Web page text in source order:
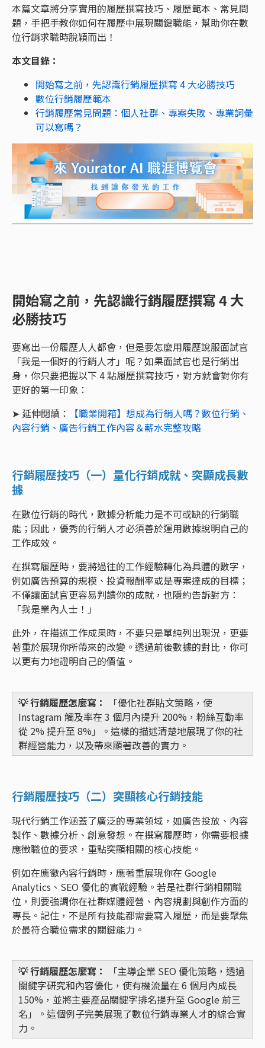
本篇文章將分享實用的履歷撰寫技巧、履歷範本、常見問
題，手把手教你如何在履歷中展現關鍵職能，幫助你在數
位行銷求職時脫穎而出！
本文目錄：
開始寫之前，先認識行銷履歷撰寫 4 大必勝技巧
數位行銷履歷範本
行銷履歷常見問題：個人社群、專案失敗、專業詞彙
可以寫嗎？
開始寫之前，先認識行銷履歷撰寫 4 大
必勝技巧
要寫出一份履歷人人都會，但是要怎麼用履歷說服面試官
「我是一個好的行銷人才」呢？如果面試官也是行銷出
身，你只要把握以下 4 點履歷撰寫技巧，對方就會對你有
更好的第一印象：
➤ 延伸閱讀：
【職業開箱】想成為行銷人嗎？數位行銷、
內容行銷、廣告行銷工作內容＆薪水完整攻略
行銷履歷技巧（一）量化行銷成就、突顯成長數
據
在數位行銷的時代，數據分析能力是不可或缺的行銷職
能；因此，優秀的行銷人才必須善於運用數據說明自己的
工作成效。
在撰寫履歷時，要將過往的工作經驗轉化為具體的數字，
例如廣告預算的規模、投資報酬率或是專案達成的目標；
不僅讓面試官更容易判讀你的成就，也隱約告訴對方：
「我是業內人士！」
此外，在描述工作成果時，不要只是單純列出現況，更要
著重於展現你所帶來的改變。透過前後數據的對比，你可
以更有力地證明自己的價值。
💡 行銷履歷怎麼寫：
「優化社群貼文策略，使
Instagram 觸及率在 3 個月內提升 200%，粉絲互動率
從 2% 提升至 8%」。這樣的描述清楚地展現了你的社
群經營能力，以及帶來顯著改善的實力。
行銷履歷技巧（二）突顯核心行銷技能
現代行銷工作涵蓋了廣泛的專業領域，如廣告投放、內容
製作、數據分析、創意發想。在撰寫履歷時，你需要根據
應徵職位的要求，重點突顯相關的核心技能。
例如在應徵內容行銷時，應著重展現你在 Google
Analytics、SEO 優化的實戰經驗。若是社群行銷相關職
位，則要強調你在社群媒體經營、內容規劃與創作方面的
專長。記住，不是所有技能都需要寫入履歷，而是要聚焦
於最符合職位需求的關鍵能力。
💡 行銷履歷怎麼寫：
「主導企業 SEO 優化策略，透過
關鍵字研究和內容優化，使有機流量在 6 個月內成長
150%，並將主要產品關鍵字排名提升至 Google 前三
名」。這個例子完美展現了數位行銷專業人才的綜合實
力。